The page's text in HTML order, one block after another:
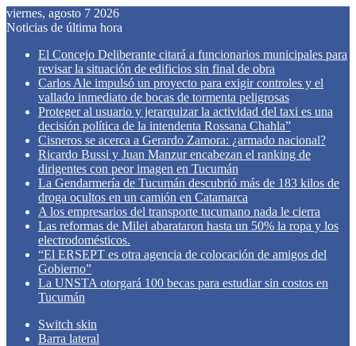
viernes, agosto 7 2026
Noticias de última hora
El Concejo Deliberante citará a funcionarios municipales para
revisar la situación de edificios sin final de obra
Carlos Ale impulsó un proyecto para exigir controles y el
vallado inmediato de bocas de tormenta peligrosas
Proteger al usuario y jerarquizar la actividad del taxi es una
decisión política de la intendenta Rossana Chahla”
Cisneros se acerca a Gerardo Zamora: ¿armado nacional?
Ricardo Bussi y Juan Manzur encabezan el ranking de
dirigentes con peor imagen en Tucumán
La Gendarmería de Tucumán descubrió más de 183 kilos de
droga ocultos en un camión en Catamarca
A los empresarios del transporte tucumano nada le cierra
Las reformas de Milei abarataron hasta un 50% la ropa y los
electrodomésticos.
“El ERSEPT es otra agencia de colocación de amigos del
Gobierno”
La UNSTA otorgará 100 becas para estudiar sin costos en
Tucumán
Switch skin
Barra lateral